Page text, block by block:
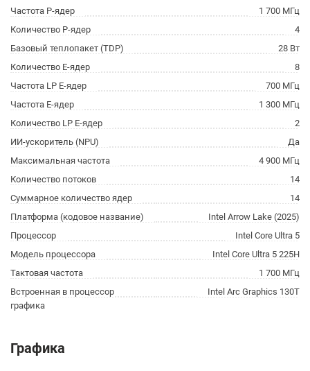
Частота P-ядер
1 700 МГц
Количество P-ядер
4
Базовый теплопакет (TDP)
28 Вт
Количество E-ядер
8
Частота LP E-ядер
700 МГц
Частота E-ядер
1 300 МГц
Количество LP E-ядер
2
ИИ-ускоритель (NPU)
Да
Максимальная частота
4 900 МГц
Количество потоков
14
Суммарное количество ядер
14
Платформа (кодовое название)
Intel Arrow Lake (2025)
Процессор
Intel Core Ultra 5
Модель процессора
Intel Core Ultra 5 225H
Тактовая частота
1 700 МГц
Встроенная в процессор
графика
Intel Arc Graphics 130T
Графика